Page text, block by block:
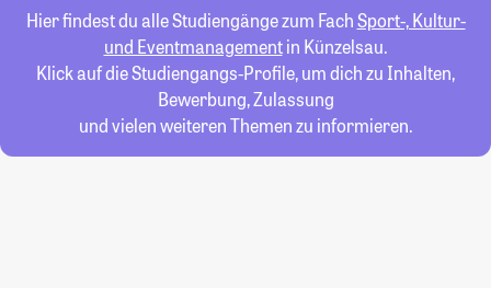
Hier findest du alle Studiengänge zum FachSport-, Kultur-
und Eventmanagementin Künzelsau.
Klick auf die Studiengangs-Profile, um dich zu Inhalten,
Bewerbung, Zulassung
und vielen weiteren Themen zu informieren.